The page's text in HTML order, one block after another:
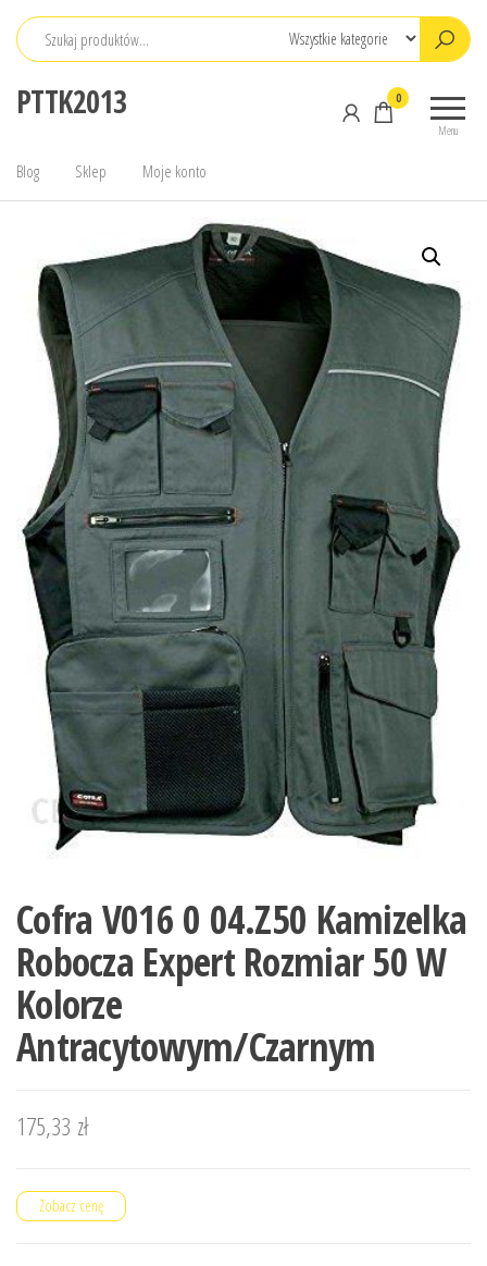
Przejdź
PTTK2013
Menu
0
Blog Sklep Moje konto
Cofra V016 0 04.Z50 Kamizelka
Robocza Expert Rozmiar 50 W
Kolorze
Antracytowym/Czarnym
175,33 zł
Zobacz cenę